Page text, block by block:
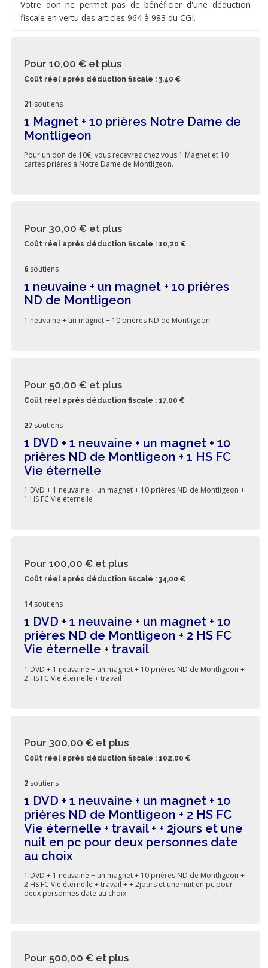
Votre don ne permet pas de bénéficier d'une déduction
fiscale en vertu des articles 964 à 983 du CGI.
Pour 10,00 € et plus
Coût réel après déduction fiscale : 3,40 €
21 soutiens
1 Magnet + 10 prières Notre Dame de
Montligeon
Pour un don de 10€, vous recevrez chez vous 1 Magnet et 10
cartes prières à Notre Dame de Montligeon.
Pour 30,00 € et plus
Coût réel après déduction fiscale : 10,20 €
6 soutiens
1 neuvaine + un magnet + 10 prières
ND de Montligeon
1 neuvaine + un magnet + 10 prières ND de Montligeon
Pour 50,00 € et plus
Coût réel après déduction fiscale : 17,00 €
27 soutiens
1 DVD + 1 neuvaine + un magnet + 10
prières ND de Montligeon + 1 HS FC
Vie éternelle
1 DVD + 1 neuvaine + un magnet + 10 prières ND de Montligeon +
1 HS FC Vie éternelle
Pour 100,00 € et plus
Coût réel après déduction fiscale : 34,00 €
14 soutiens
1 DVD + 1 neuvaine + un magnet + 10
prières ND de Montligeon + 2 HS FC
Vie éternelle + travail
1 DVD + 1 neuvaine + un magnet + 10 prières ND de Montligeon +
2 HS FC Vie éternelle + travail
Pour 300,00 € et plus
Coût réel après déduction fiscale : 102,00 €
2 soutiens
1 DVD + 1 neuvaine + un magnet + 10
prières ND de Montligeon + 2 HS FC
Vie éternelle + travail + + 2jours et une
nuit en pc pour deux personnes date
au choix
1 DVD + 1 neuvaine + un magnet + 10 prières ND de Montligeon +
2 HS FC Vie éternelle + travail + + 2jours et une nuit en pc pour
deux personnes date au choix
Pour 500,00 € et plus